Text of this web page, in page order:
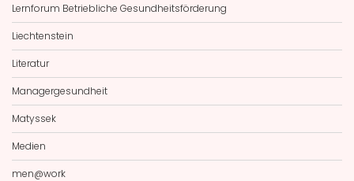
Lernforum Betriebliche Gesundheitsförderung
Liechtenstein
Literatur
Managergesundheit
Matyssek
Medien
men@work